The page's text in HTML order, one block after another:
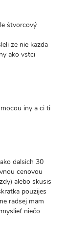
štvorcový
ze nie kazda
ako vstci
iny a ci ti
dalsich 30
cenovou
alebo skusis
pouzijes
radsej mam
niečo